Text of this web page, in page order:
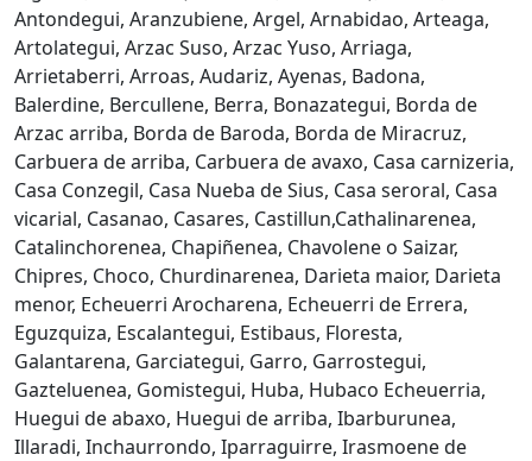
Antondegui, Aranzubiene, Argel, Arnabidao, Arteaga,
Artolategui, Arzac Suso, Arzac Yuso, Arriaga,
Arrietaberri, Arroas, Audariz, Ayenas, Badona,
Balerdine, Bercullene, Berra, Bonazategui, Borda de
Arzac arriba, Borda de Baroda, Borda de Miracruz,
Carbuera de arriba, Carbuera de avaxo, Casa carnizeria,
Casa Conzegil, Casa Nueba de Sius, Casa seroral, Casa
vicarial, Casanao, Casares, Castillun,Cathalinarenea,
Catalinchorenea, Chapiñenea, Chavolene o Saizar,
Chipres, Choco, Churdinarenea, Darieta maior, Darieta
menor, Echeuerri Arocharena, Echeuerri de Errera,
Eguzquiza, Escalantegui, Estibaus, Floresta,
Galantarena, Garciategui, Garro, Garrostegui,
Gazteluenea, Gomistegui, Huba, Hubaco Echeuerria,
Huegui de abaxo, Huegui de arriba, Ibarburunea,
Illaradi, Inchaurrondo, Iparraguirre, Irasmoene de